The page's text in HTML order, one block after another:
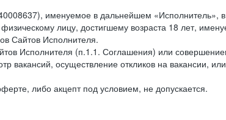
именуемое в дальнейшем «Исполнитель»,
лицу, достигшему возраста 18 лет,
Сайтов Исполнителя.
Исполнителя (п.1.1. Соглашения) или
вакансий, осуществление откликов на вакансии,
либо акцепт под условием, не допускается.